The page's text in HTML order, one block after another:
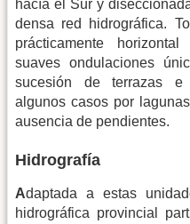
hacía el Sur y
densa red hidrográfica.
prácticamente
suaves ondulaciones
sucesión de terrazas e
algunos casos por
ausencia de pendientes.
Hidrografía
Adaptada a estas
hidrográfica provincial